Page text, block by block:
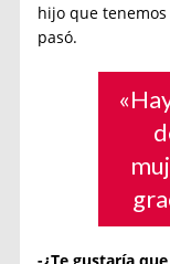
hijo que
pasó.